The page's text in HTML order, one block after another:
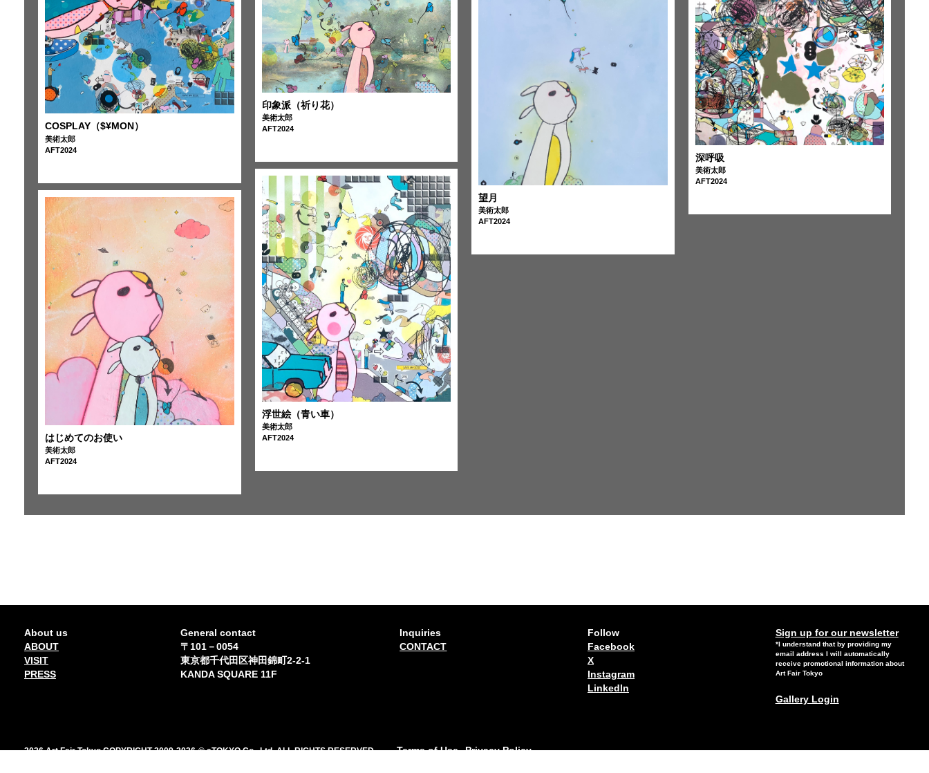
COSPLAY（$¥MON）
美術太郎
AFT2024
はじめてのお使い
美術太郎
AFT2024
印象派（祈り花）
美術太郎
AFT2024
浮世絵（青い車）
美術太郎
AFT2024
望月
美術太郎
AFT2024
深呼吸
美術太郎
AFT2024
About us
ABOUT
VISIT
PRESS
General contact
〒101－0054
東京都千代田区神田錦町2-2-1
KANDA SQUARE 11F
Inquiries
CONTACT
Follow
Facebook
X
Instagram
Linkedln
Sign up for our newsletter
*I understand that by providing my
email address I will automatically
receive promotional information about
Art Fair Tokyo
Gallery Login
2026 Art Fair Tokyo COPYRIGHT 2009-2026 © aTOKYO Co., Ltd. ALL RIGHTS RESERVED. Terms of Use Privacy Policy